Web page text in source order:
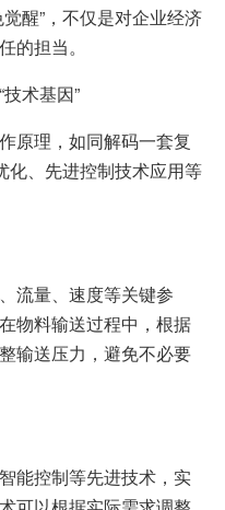
醒”，不仅是对企业经济
的担当。
术基因”
原理，如同解码一套复
化、先进控制技术应用等
流量、速度等关键参
物料输送过程中，根据
输送压力，避免不必要
能控制等先进技术，实